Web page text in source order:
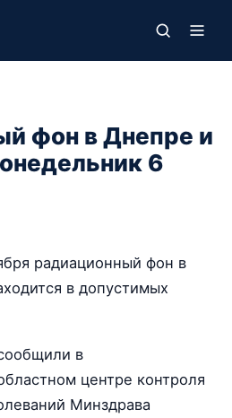
фон в Днепре и
6
радиационный фон в
в допустимых
в
центре контроля
Минздрава